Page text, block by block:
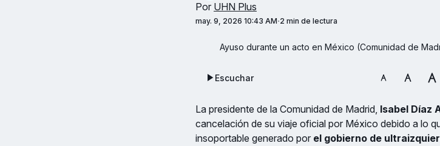
Por UHN Plus
may. 9, 2026 10:43 AM 2 min de lectura
Ayuso durante un acto en México (Comunidad de
Escuchar
La presidente de la Comunidad de Madrid, Isabel Díaz
cancelación de su viaje oficial por México debido a lo
insoportable generado por el gobierno de